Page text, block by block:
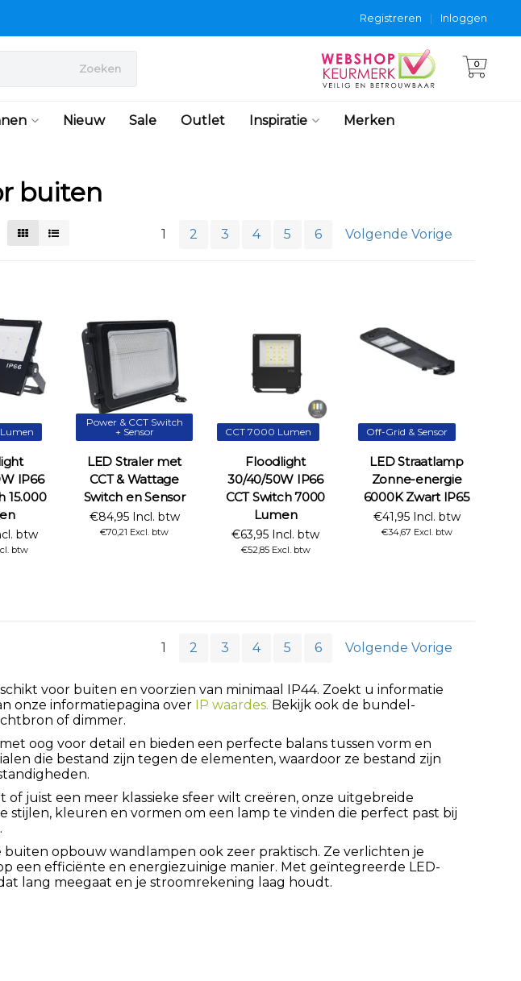
Inloggen
|
Registreren
Zoeken 0
Nieuw Sale Outlet Inspiratie Merken
buiten
1 2 3 4 5 6 Volgende Vorige
IP66
15.000
btw
btw
Power & CCT Switch
+ Sensor
LED Straler met
CCT & Wattage
Switch en Sensor
€84,95 Incl. btw
€70,21 Excl. btw
CCT 7000 Lumen
Floodlight
30/40/50W IP66
CCT Switch 7000
Lumen
€63,95 Incl. btw
€52,85 Excl. btw
Off-Grid & Sensor
LED Straatlamp
Zonne-energie
6000K Zwart IP65
€41,95 Incl. btw
€34,67 Excl. btw
1 2 3 4 5 6 Volgende Vorige
voor buiten en voorzien van minimaal IP44. Zoekt u informatie
onze informatiepagina over
IP waardes. Bekijk ook de bundel-
of dimmer.
oog voor detail en bieden een perfecte balans tussen vorm en
die bestand zijn tegen de elementen, waardoor ze bestand zijn
juist een meer klassieke sfeer wilt creëren, onze uitgebreide
stijlen, kleuren en vormen om een lamp te vinden die perfect past bij
opbouw wandlampen ook zeer praktisch. Ze verlichten je
een efficiënte en energiezuinige manier. Met geïntegreerde LED-
lang meegaat en je stroomrekening laag houdt.